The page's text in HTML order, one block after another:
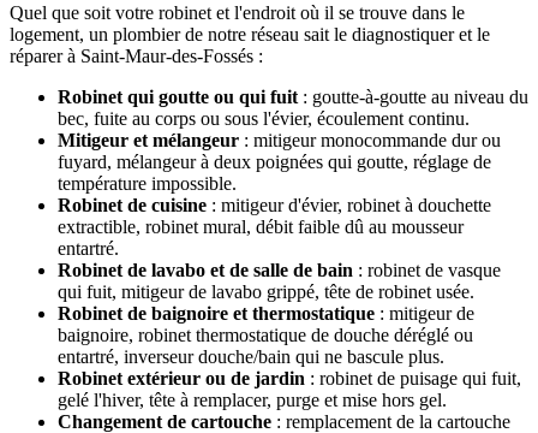
Quel que soit votre robinet et l'endroit où il se trouve dans le
logement, un plombier de notre réseau sait le diagnostiquer et le
réparer à Saint-Maur-des-Fossés :
Robinet qui goutte ou qui fuit : goutte-à-goutte au niveau du
bec, fuite au corps ou sous l'évier, écoulement continu.
Mitigeur et mélangeur : mitigeur monocommande dur ou
fuyard, mélangeur à deux poignées qui goutte, réglage de
température impossible.
Robinet de cuisine : mitigeur d'évier, robinet à douchette
extractible, robinet mural, débit faible dû au mousseur
entartré.
Robinet de lavabo et de salle de bain : robinet de vasque
qui fuit, mitigeur de lavabo grippé, tête de robinet usée.
Robinet de baignoire et thermostatique : mitigeur de
baignoire, robinet thermostatique de douche déréglé ou
entartré, inverseur douche/bain qui ne bascule plus.
Robinet extérieur ou de jardin : robinet de puisage qui fuit,
gelé l'hiver, tête à remplacer, purge et mise hors gel.
Changement de cartouche : remplacement de la cartouche